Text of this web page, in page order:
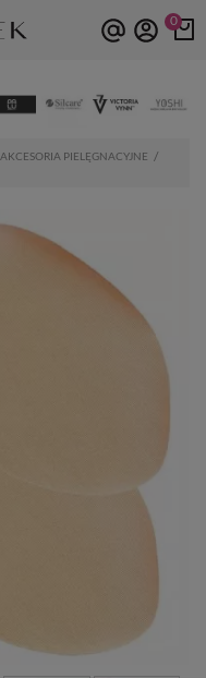
0
AKCESORIA PIELĘGNACYJNE